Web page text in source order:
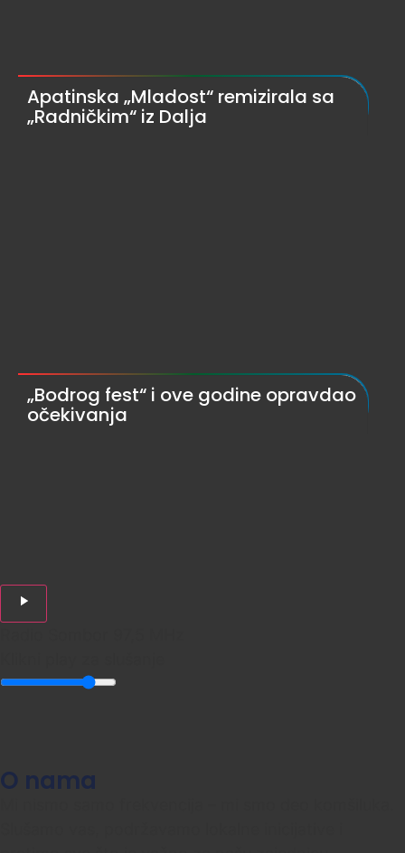
Apatinska „Mladost“ remizirala sa
„Radničkim“ iz Dalja
„Bodrog fest“ i ove godine opravdao
očekivanja
O nama